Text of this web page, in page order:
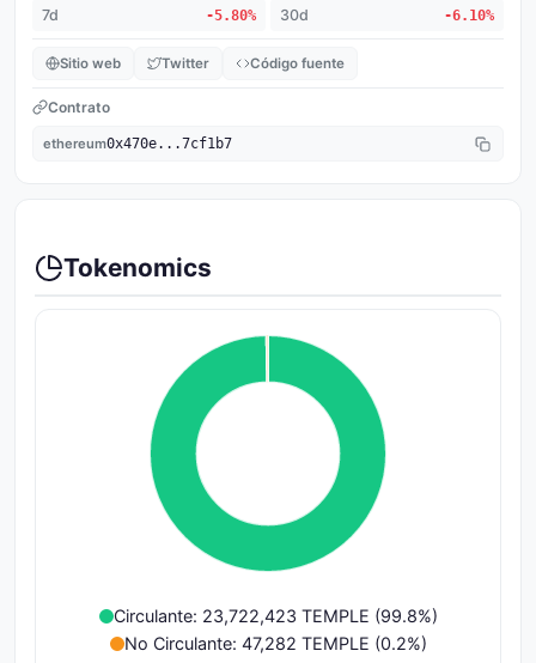
7d -5.80% 30d -6.10%
Sitio web Twitter Código fuente
Contrato
ethereum0x470e...7cf1b7
Tokenomics
Circulante: 23,722,423 TEMPLE (99.8%)
No Circulante: 47,282 TEMPLE (0.2%)